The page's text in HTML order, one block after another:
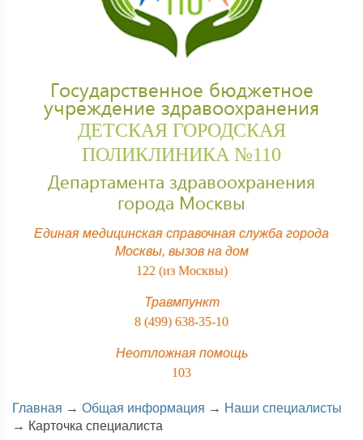
Государственное бюджетное
учреждение здравоохранения
ДЕТСКАЯ ГОРОДСКАЯ
ПОЛИКЛИНИКА №110
Департамента здравоохранения
города Москвы
Единая медицинская справочная служба города
Москвы, вызов на дом
122 (из Москвы)
Травмпункт
8 (499) 638-35-10
Неотложная помощь
103
Главная → Общая информация → Наши специалисты
→ Карточка специалиста